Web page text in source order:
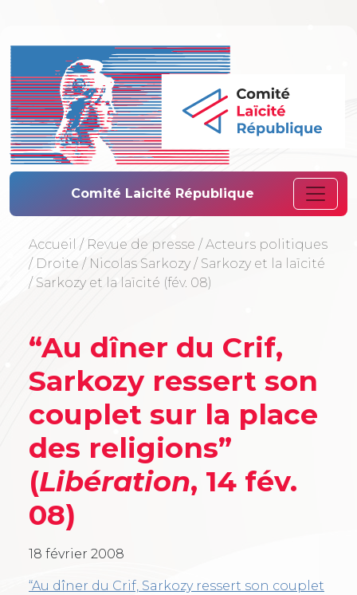
Comité Laïcité
Comité Laicité République
Accueil / Revue de presse / Acteurs politiques
/ Droite / Nicolas Sarkozy / Sarkozy et la laïcité
/ Sarkozy et la laïcité (fév. 08)
“Au dîner du Crif,
Sarkozy ressert son
couplet sur la place
des religions”
(Libération, 14 fév.
08)
18 février 2008
“Au dîner du Crif, Sarkozy ressert son couplet